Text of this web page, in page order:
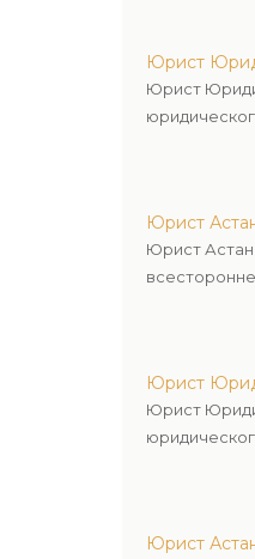
Юрист
Юрист
Юрист
Юрист
Юрист
Юрист
Юрист